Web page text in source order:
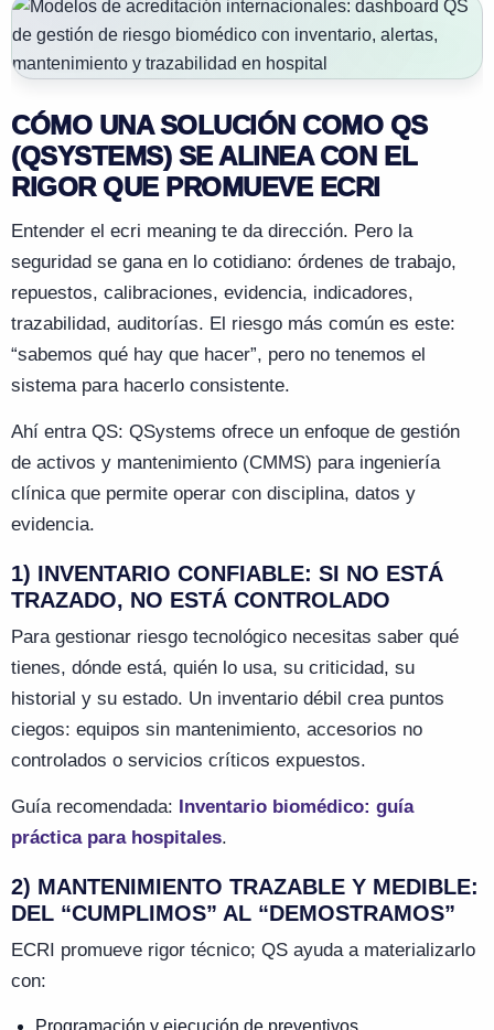
CÓMO UNA SOLUCIÓN COMO QS
(QSYSTEMS) SE ALINEA CON EL
RIGOR QUE PROMUEVE ECRI
Entender el ecri meaning te da dirección. Pero la
seguridad se gana en lo cotidiano: órdenes de trabajo,
repuestos, calibraciones, evidencia, indicadores,
trazabilidad, auditorías. El riesgo más común es este:
“sabemos qué hay que hacer”, pero no tenemos el
sistema para hacerlo consistente.
Ahí entra QS: QSystems ofrece un enfoque de gestión
de activos y mantenimiento (CMMS) para ingeniería
clínica que permite operar con disciplina, datos y
evidencia.
1) INVENTARIO CONFIABLE: SI NO ESTÁ
TRAZADO, NO ESTÁ CONTROLADO
Para gestionar riesgo tecnológico necesitas saber qué
tienes, dónde está, quién lo usa, su criticidad, su
historial y su estado. Un inventario débil crea puntos
ciegos: equipos sin mantenimiento, accesorios no
controlados o servicios críticos expuestos.
Guía recomendada: Inventario biomédico: guía
práctica para hospitales.
2) MANTENIMIENTO TRAZABLE Y MEDIBLE:
DEL “CUMPLIMOS” AL “DEMOSTRAMOS”
ECRI promueve rigor técnico; QS ayuda a materializarlo
con:
Programación y ejecución de preventivos.